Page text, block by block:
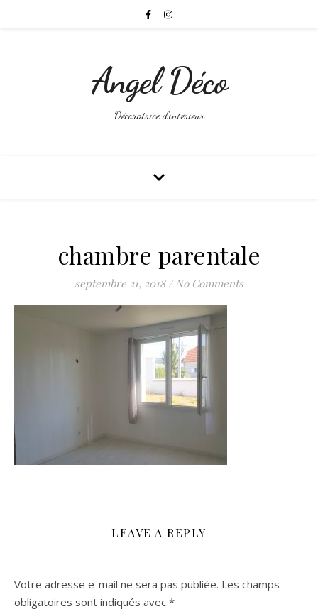
Angel Déco
Décoratrice d'intérieur
chambre parentale
septembre 21, 2018 / No Comments
LEAVE A REPLY
Votre adresse e-mail ne sera pas publiée. Les champs
obligatoires sont indiqués avec *